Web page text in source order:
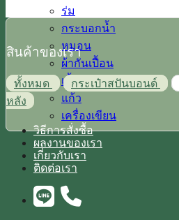
ร่ม
กระบอกน้ำ
หมอน
ผ้ากันเปื้อน
เสื้อ
แก้ว
เครื่องเขียน
วิธีการสั่งซื้อ
ผลงานของเรา
เกี่ยวกับเรา
ติดต่อเรา
สินค้าของเรา
ทั้งหมด กระเป๋าสปันบอนด์
หลัง